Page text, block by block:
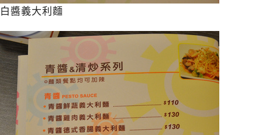
白醬義大利麵